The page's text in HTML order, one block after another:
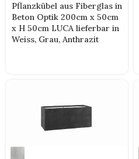
Pflanzkübel aus Fiberglas in
Beton Optik 200cm x 50cm
x H 50cm LUCA lieferbar in
Weiss, Grau, Anthrazit